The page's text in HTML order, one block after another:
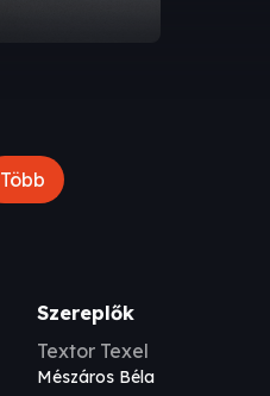
Több
Szereplők
Textor Texel
Mészáros Béla